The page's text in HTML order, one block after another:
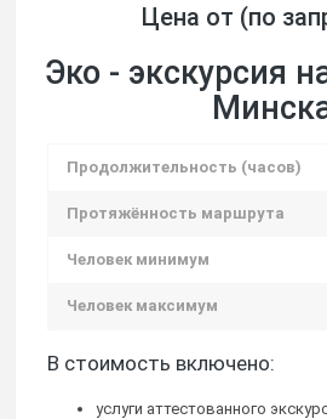
Цена от (по
Эко - экскурсия
Продолжительность (часов)
Протяжённость маршрута
Человек минимум
Человек максимум
В стоимость включено:
услуги аттестованного